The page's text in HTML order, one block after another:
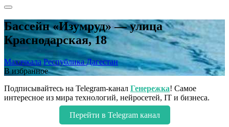
Бассейн «Изумруд» — улица
Краснодарская, 18
Махачкала Республика Дагестан
В избранное
Подписывайтесь на Telegram-канал Генережка! Самое
интересное из мира технологий, нейросетей, IT и бизнеса.
Перейти в Telegram канал